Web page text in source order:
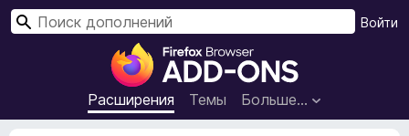
Д
о
п
о
Расширения Темы Больше…
Войти
П